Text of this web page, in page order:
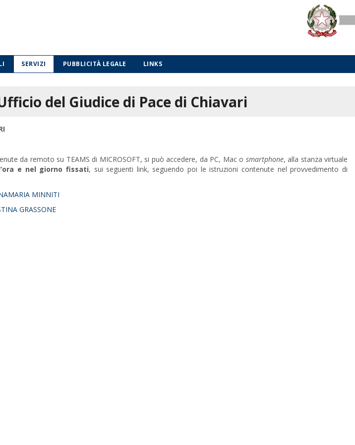
SERVIZI PUBBLICITÀ LEGALE
LINKS
del Giudice di Pace di Chiavari
da remoto su TEAMS di MICROSOFT, si può accedere, da PC, Mac o smartphone, alla stanza virtuale
e nel giorno fissati, sui seguenti link, seguendo poi le istruzioni contenute nel provvedimento di
MINNITI
GRASSONE